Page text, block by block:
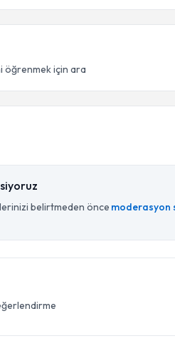
öğrenmek için ara
belirtmeden önce moderasyon